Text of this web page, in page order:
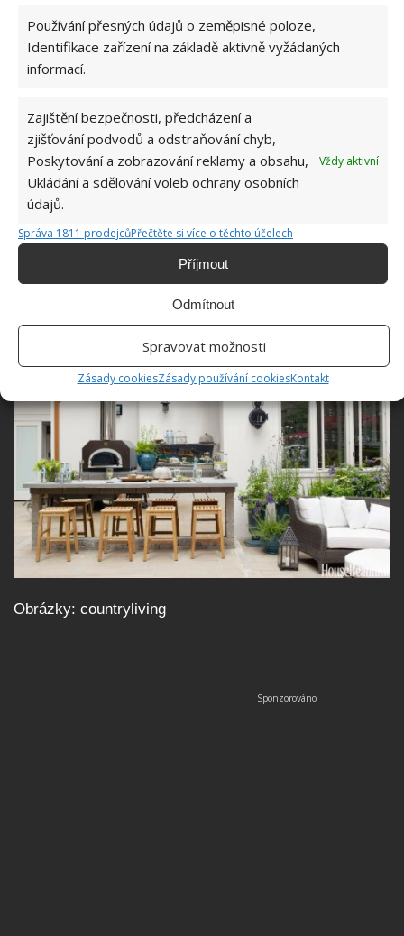
Používání přesných údajů o zeměpisné poloze,
Identifikace zařízení na základě aktivně vyžádaných
informací.
Zajištění bezpečnosti, předcházení a
zjišťování podvodů a odstraňování chyb,
Poskytování a zobrazování reklamy a obsahu,
Ukládání a sdělování voleb ochrany osobních
údajů.
Vždy aktivní
Správa 1811 prodejcůPřečtěte si více o těchto účelech
Příjmout
Odmítnout
Spravovat možnosti
Zásady cookiesZásady používání cookiesKontakt
Venkovní pizza trouba
Někdo rád pochoutky z grilu, jiný ujíždí na krásně
Obrázky: countryliving